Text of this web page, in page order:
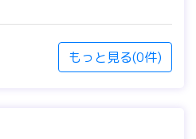
もっと見る(0件)